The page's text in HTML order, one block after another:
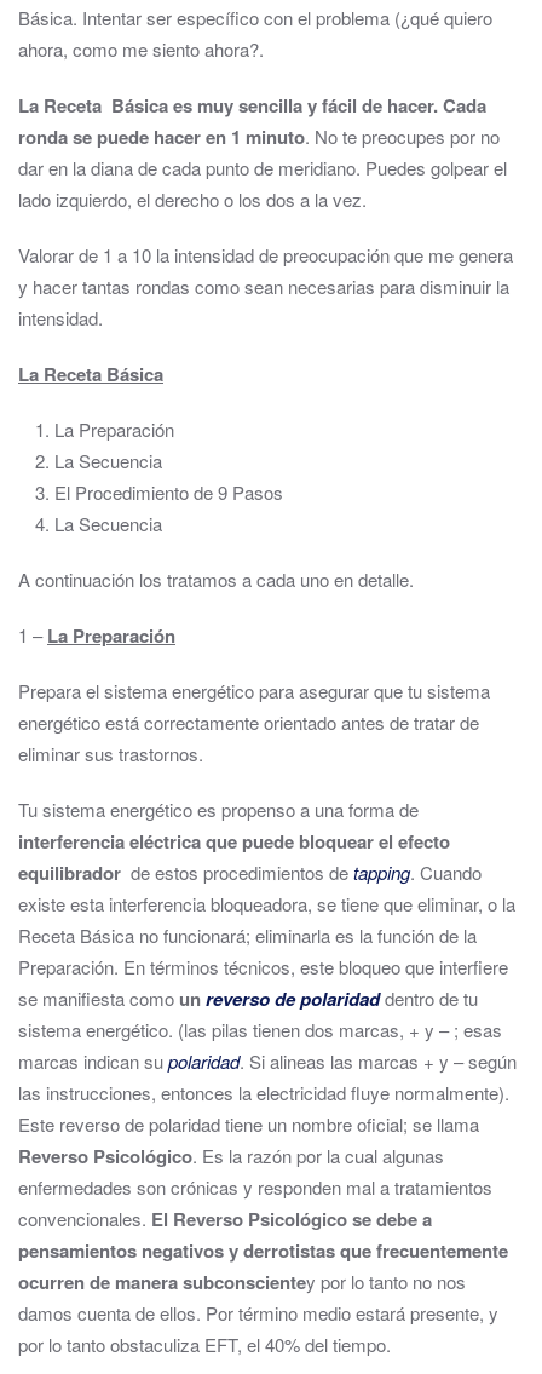
Básica. Intentar ser específico con el problema (¿qué quiero
ahora, como me siento ahora?.
La Receta Básica es muy sencilla y fácil de hacer. Cada
ronda se puede hacer en 1 minuto. No te preocupes por no
dar en la diana de cada punto de meridiano. Puedes golpear el
lado izquierdo, el derecho o los dos a la vez.
Valorar de 1 a 10 la intensidad de preocupación que me genera
y hacer tantas rondas como sean necesarias para disminuir la
intensidad.
La Receta Básica
La Preparación
La Secuencia
El Procedimiento de 9 Pasos
La Secuencia
A continuación los tratamos a cada uno en detalle.
1 –La Preparación
Prepara el sistema energético para asegurar que tu sistema
energético está correctamente orientado antes de tratar de
eliminar sus trastornos.
Tu sistema energético es propenso a una forma de
interferencia eléctrica que puede bloquear el efecto
equilibrador de estos procedimientos detapping. Cuando
existe esta interferencia bloqueadora, se tiene que eliminar, o la
Receta Básica no funcionará; eliminarla es la función de la
Preparación. En términos técnicos, este bloqueo que interfiere
se manifiesta como unreverso de polaridaddentro de tu
sistema energético. (las pilas tienen dos marcas, + y – ; esas
marcas indican supolaridad. Si alineas las marcas + y – según
las instrucciones, entonces la electricidad fluye normalmente).
Este reverso de polaridad tiene un nombre oficial; se llama
Reverso Psicológico. Es la razón por la cual algunas
enfermedades son crónicas y responden mal a tratamientos
convencionales. El Reverso Psicológico se debe a
pensamientos negativos y derrotistas que frecuentemente
ocurren de manera subconscientey por lo tanto no nos
damos cuenta de ellos. Por término medio estará presente, y
por lo tanto obstaculiza EFT, el 40% del tiempo.